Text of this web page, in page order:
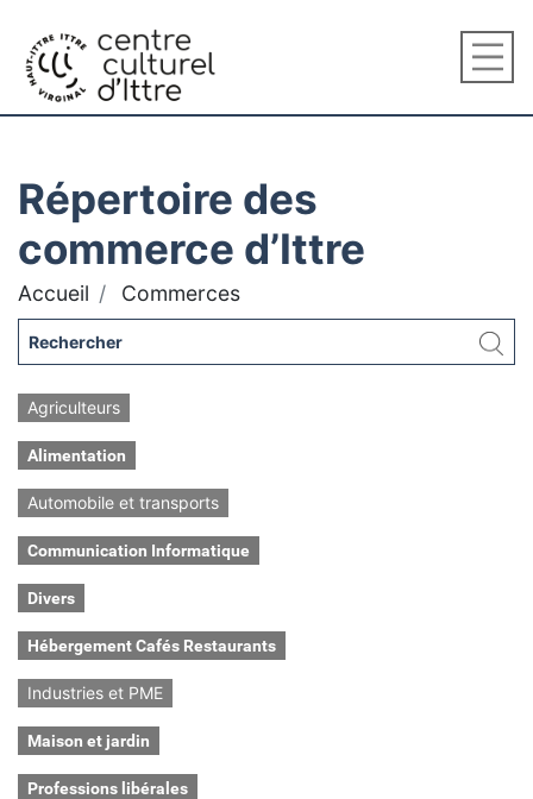
Répertoire des
commerce d’Ittre
Accueil Commerces
Agriculteurs
Alimentation
Automobile et transports
Communication Informatique
Divers
Hébergement Cafés Restaurants
Industries et PME
Maison et jardin
Professions libérales